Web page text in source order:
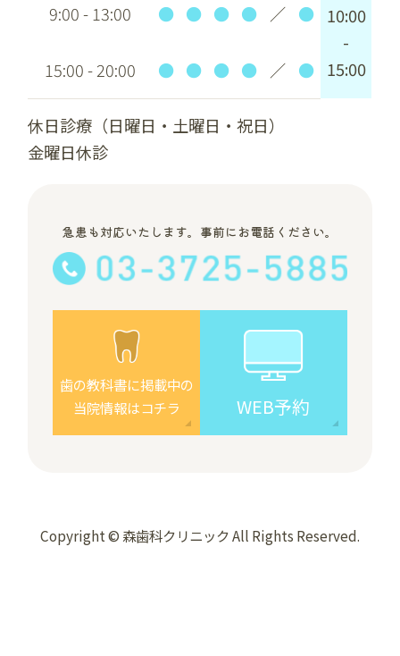
9:00 - 13:00 ● ● ● ● ／ ● 10:00
-
15:00
15:00 - 20:00 ● ● ● ● ／ ●
休日診療（日曜日・土曜日・祝日）
金曜日休診
急患も対応いたします。事前にお電話ください。
歯の教科書に掲載中の
当院情報はコチラ
WEB予約
Copyright © 森歯科クリニック All Rights Reserved.